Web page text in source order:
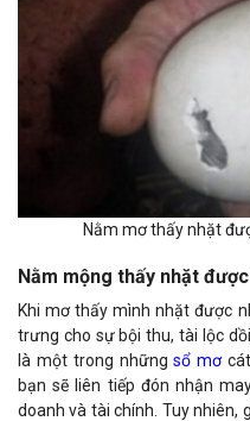
Nằm mơ thấy nhặt
Nằm mộng thấy nhặt
Khi mơ thấy mình nhặt được
trưng cho sự bội thu, tài lộc
là một trong nhữngsổ mơcát
bạn sẽ liên tiếp đón nhận
doanh và tài chính. Tuy nhiên,